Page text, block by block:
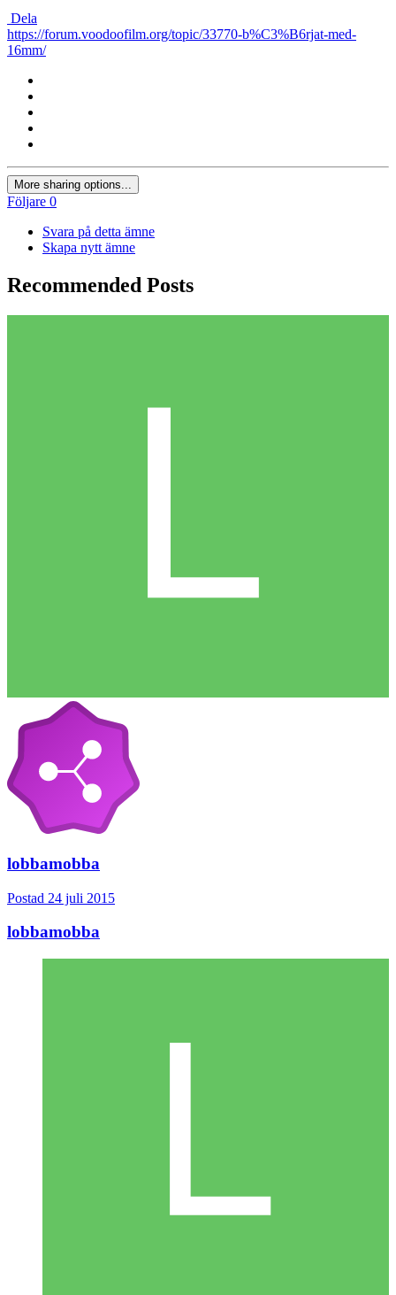
Dela
https://forum.voodoofilm.org/topic/33770-b%C3%B6rjat-med-
16mm/
More sharing options...
Följare 0
Svara på detta ämne
Skapa nytt ämne
Recommended Posts
lobbamobba
Postad 24 juli 2015
lobbamobba